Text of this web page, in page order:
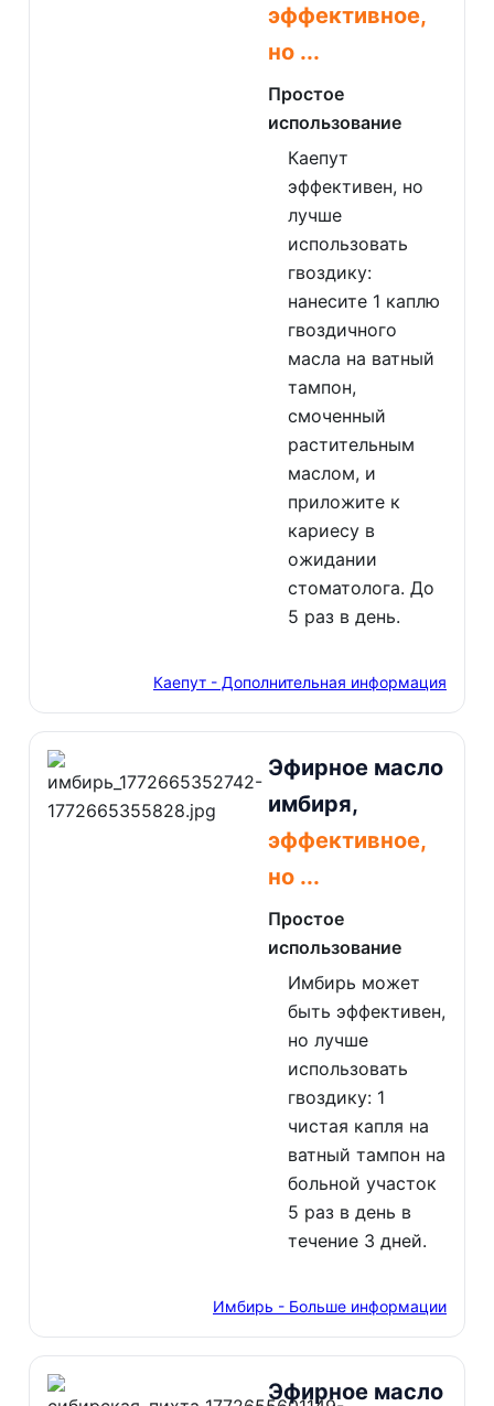
эффективное,
но ...
Простое
использование
Каепут
эффективен, но
лучше
использовать
гвоздику:
нанесите 1 каплю
гвоздичного
масла на ватный
тампон,
смоченный
растительным
маслом, и
приложите к
кариесу в
ожидании
стоматолога. До
5 раз в день.
Каепут - Дополнительная информация
Эфирное масло
имбиря,
эффективное,
но ...
Простое
использование
Имбирь может
быть эффективен,
но лучше
использовать
гвоздику: 1
чистая капля на
ватный тампон на
больной участок
5 раз в день в
течение 3 дней.
Имбирь - Больше информации
Эфирное масло